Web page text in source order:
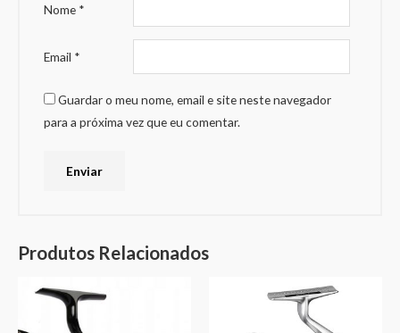
Nome *
Email *
Guardar o meu nome, email e site neste navegador
para a próxima vez que eu comentar.
Produtos Relacionados